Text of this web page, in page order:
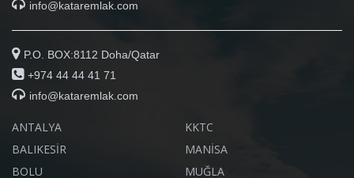
info@kataremlak.com
P.O. BOX:8112 Doha/Qatar
+974 44 44 41 71
info@kataremlak.com
ANTALYA
BALIKESİR
BOLU
KKTC
MANİSA
MUĞLA